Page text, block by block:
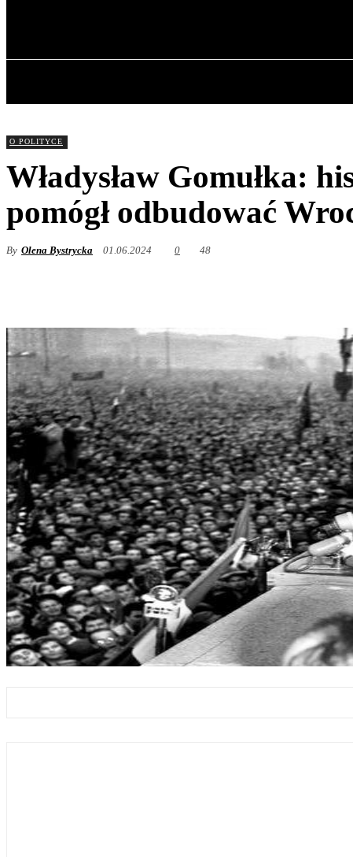
O POLITYCE
Władysław Gomułka:
pomógł odbudować
By Olena Bystrycka 01.06.2024 0 48